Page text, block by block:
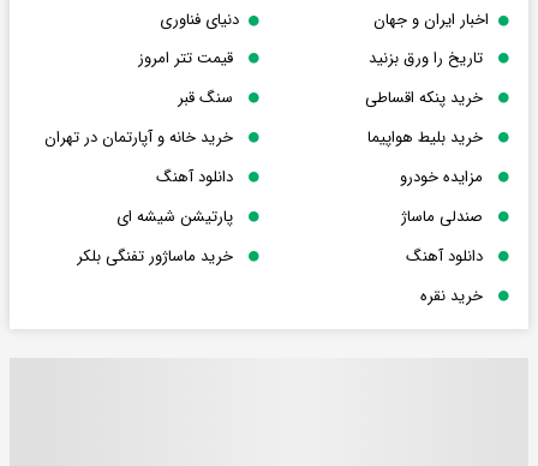
اخبار ایران و جهان
دنیای فناوری
تاریخ را ورق بزنید
قیمت تتر امروز
خرید پنکه اقساطی
سنگ قبر
خرید بلیط هواپیما
خرید خانه و آپارتمان در تهران
مزایده خودرو
دانلود آهنگ
صندلی ماساژ
پارتیشن شیشه ای
دانلود آهنگ
خرید ماساژور تفنگی بلکر
خرید نقره